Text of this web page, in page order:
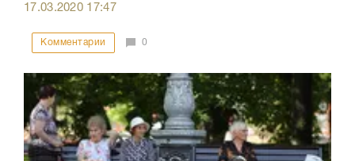
17.03.2020 17:47
Комментарии 0